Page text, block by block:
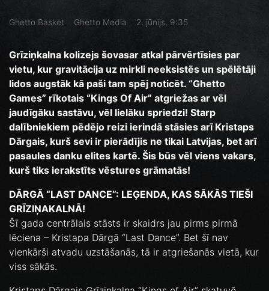
Ghetto Basket Ghetto Media 2. jūnijs, 9:35
Grīziņkalna kolizejs šovasar atkal pārvērtīsies par
vietu, kur gravitācija uz mirkli neeksistēs un spēlētāji
lidos augstāk kā paši tam spēj noticēt. “Ghetto
Games” rīkotais “Kings Of Air” atgriežas ar vēl
jaudīgāku sastāvu, vēl lielāku spriedzi! Starp
dalībniekiem pēdējo reizi ierindā stāsies arī Kristaps
Dārgais, kurš sevi ir pierādījis ne tikai Latvijas, bet arī
pasaules danku elites kartē. Šis būs vēl viens vakars,
kurš tiks ierakstīts vēstures grāmatās!
DĀRGĀ “LAST DANCE”: LEĢENDA, KAS SĀKĀS TIEŠI
GRĪZIŅAKALNĀ!
Šī gada centrālais stāsts ir skaidrs jau pirms pirmā
lēciena – Kristapa Dārgā “Last Dance”. Bet šī nav
vienkārši atvadu uzstāšanās, tā ir atgriešanās vietā, kur
viss sākās.